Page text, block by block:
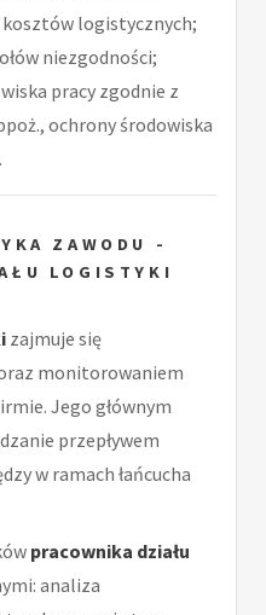
logistycznych;
niezgodności;
pracy zgodnie z
ochrony środowiska
ZAWODU -
LOGISTYKI
zajmuje się
monitorowaniem
Jego głównym
przepływem
w ramach łańcucha
pracownika działu
analiza